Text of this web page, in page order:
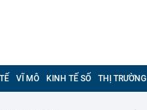
VĨ MÔ KINH TẾ SỐ THỊ TRƯỜNG